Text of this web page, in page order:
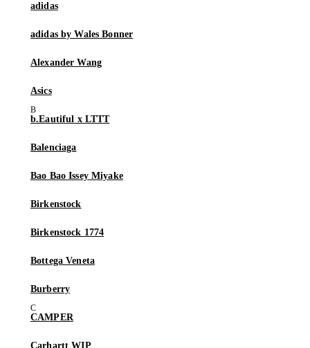
adidas
adidas by Wales Bonner
Alexander Wang
Asics
b.Eautiful x LTTT
Balenciaga
Bao Bao Issey Miyake
Birkenstock
Birkenstock 1774
Bottega Veneta
Burberry
CAMPER
Carhartt WIP